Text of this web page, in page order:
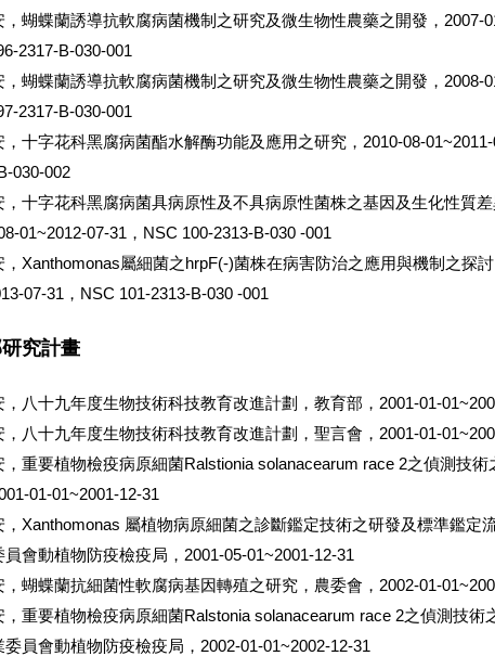
，蝴蝶蘭誘導抗軟腐病菌機制之研究及微生物性農藥之開發，2007-
2317-B-030-001
，蝴蝶蘭誘導抗軟腐病菌機制之研究及微生物性農藥之開發，2008-
2317-B-030-001
，十字花科黑腐病菌酯水解酶功能及應用之研究，2010-08-
030-002
，十字花科黑腐病菌具病原性及不具病原性菌株之基因及生化性質差
01~2012-07-31，NSC 100-2313-B-030 -001
，Xanthomonas屬細菌之hrpF(-)菌株在病害防治之應用與機制之探
07-31，NSC 101-2313-B-030 -001
究計畫
，八十九年度生物技術科技教育改進計劃，教育部，2001-01-
，八十九年度生物技術科技教育改進計劃，聖言會，2001-01-
，重要植物檢疫病原細菌Ralstionia solanacearum race 2之偵測技
01-01~2001-12-31
，Xanthomonas 屬植物病原細菌之診斷鑑定技術之研發及標準鑑定
員會動植物防疫檢疫局，2001-05-01~2001-12-31
，蝴蝶蘭抗細菌性軟腐病基因轉殖之研究，農委會，2002-01-
，重要植物檢疫病原細菌Ralstonia solanacearum race 2之偵測技術
委員會動植物防疫檢疫局，2002-01-01~2002-12-31